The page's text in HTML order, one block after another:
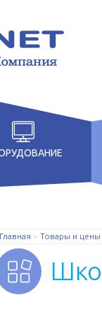
Главная Товары и цены
Шко